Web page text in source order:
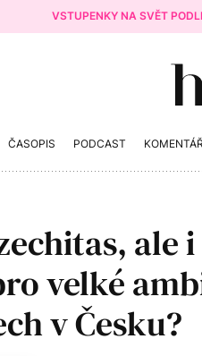
VSTUPENKY NA SVĚT
ČASOPIS PODCAST
ale
velké
v Česku?